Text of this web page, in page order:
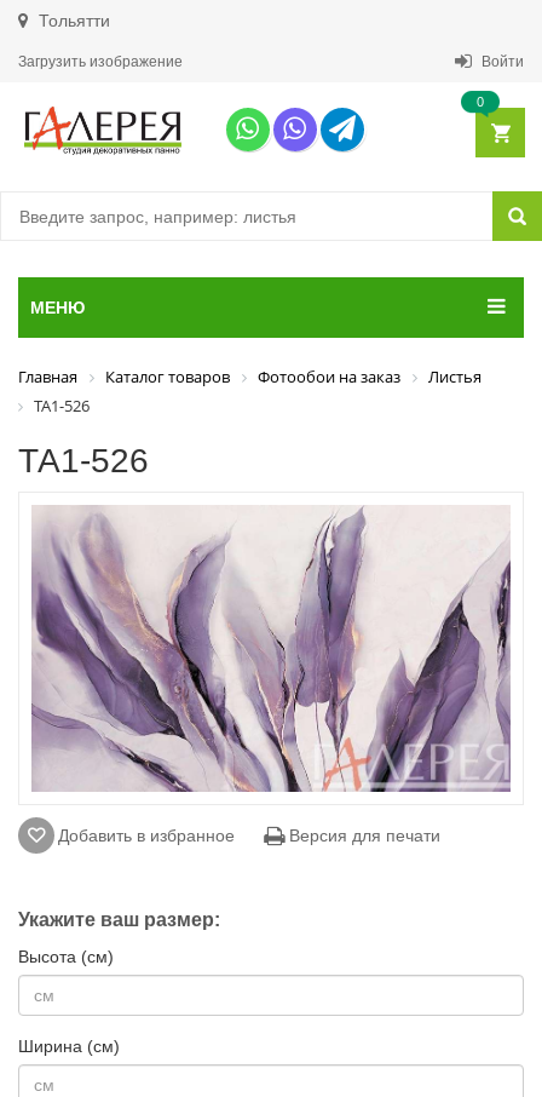
Тольятти
Загрузить изображение Войти
0
МЕНЮ
Главная Каталог товаров Фотообои на заказ
Листья
ТА1-526
ТА1-526
Добавить в избранное Версия для печати
Укажите ваш размер:
Высота (см)
Ширина (см)